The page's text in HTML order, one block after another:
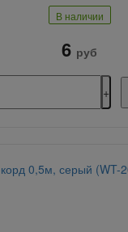
В наличии
6 руб